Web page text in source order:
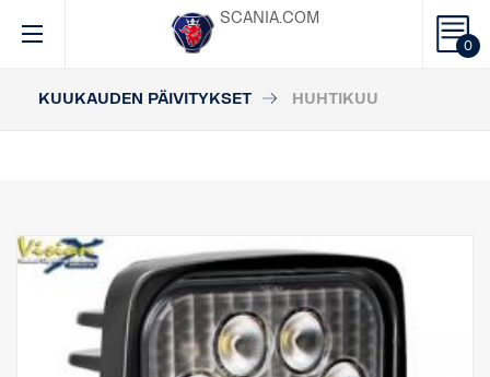
0
SCANIA.COM
KUUKAUDEN PÄIVITYKSET HUHTIKUU